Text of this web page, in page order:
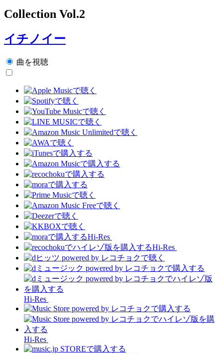
Collection Vol.2
イチノイー
曲を視聴
Hi-Res
Hi-Res
Hi-Res
Hi-Res